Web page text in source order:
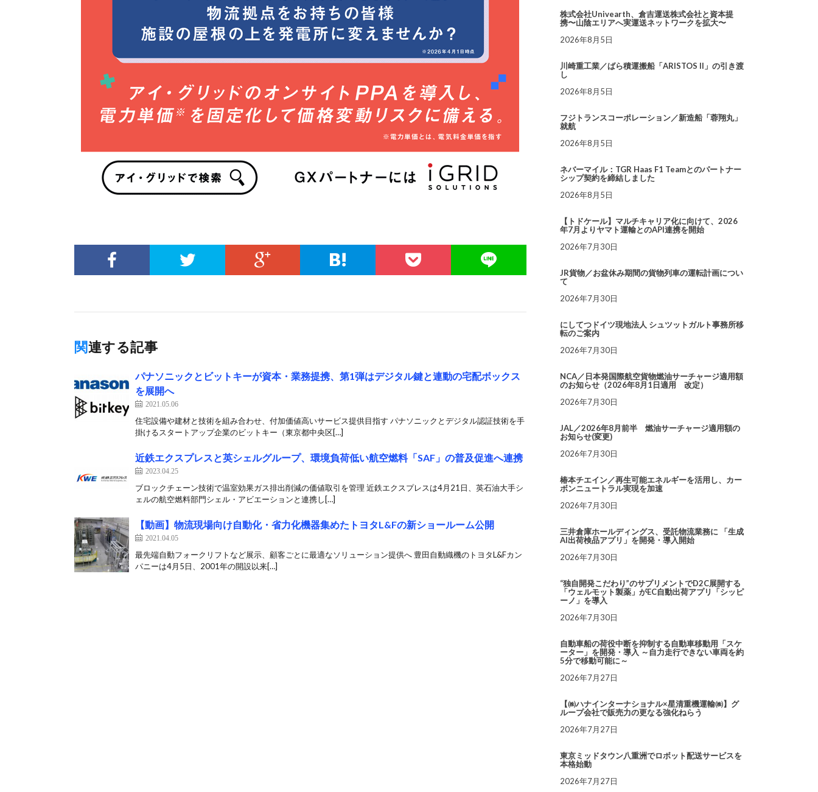
関連する記事
パナソニックとビットキーが資本・業務提携、第1弾はデジタル鍵と連動の宅配ボックス
を展開へ
2021.05.06
住宅設備や建材と技術を組み合わせ、付加価値高いサービス提供目指す パナソニックとデジタル認証技術を手
掛けるスタートアップ企業のビットキー（東京都中央区[…]
近鉄エクスプレスと英シェルグループ、環境負荷低い航空燃料「SAF」の普及促進へ連携
2023.04.25
ブロックチェーン技術で温室効果ガス排出削減の価値取引を管理 近鉄エクスプレスは4月21日、英石油大手シ
ェルの航空燃料部門シェル・アビエーションと連携し[…]
【動画】物流現場向け自動化・省力化機器集めたトヨタL&Fの新ショールーム公開
2021.04.05
最先端自動フォークリフトなど展示、顧客ごとに最適なソリューション提供へ 豊田自動織機のトヨタL&Fカン
パニーは4月5日、2001年の開設以来[…]
株式会社Univearth、倉吉運送株式会社と資本提
携〜山陰エリアへ実運送ネットワークを拡大〜
2026年8月5日
川崎重工業／ばら積運搬船「ARISTOS II」の引き渡
し
2026年8月5日
フジトランスコーポレーション／新造船「蓉翔丸」
就航
2026年8月5日
ネバーマイル：TGR Haas F1 Teamとのパートナー
シップ契約を締結しました
2026年8月5日
【トドケール】マルチキャリア化に向けて、2026
年7月よりヤマト運輸とのAPI連携を開始
2026年7月30日
JR貨物／お盆休み期間の貨物列車の運転計画につい
て
2026年7月30日
にしてつドイツ現地法人 シュツットガルト事務所移
転のご案内
2026年7月30日
NCA／日本発国際航空貨物燃油サーチャージ適用額
のお知らせ（2026年8月1日適用 改定）
2026年7月30日
JAL／2026年8月前半 燃油サーチャージ適用額の
お知らせ(変更)
2026年7月30日
椿本チエイン／再生可能エネルギーを活用し、カー
ボンニュートラル実現を加速
2026年7月30日
三井倉庫ホールディングス、受託物流業務に 「生成
AI出荷検品アプリ」を開発・導入開始
2026年7月30日
“独自開発こだわり”のサプリメントでD2C展開する
「ウェルモット製薬」がEC自動出荷アプリ「シッピ
ーノ」を導入
2026年7月30日
自動車船の荷役中断を抑制する自動車移動用「スケ
ーター」を開発・導入 ～自力走行できない車両を約
5分で移動可能に～
2026年7月27日
【㈱ハナインターナショナル×星清重機運輸㈱】グ
ループ会社で販売力の更なる強化ねらう
2026年7月27日
東京ミッドタウン八重洲でロボット配送サービスを
本格始動
2026年7月27日